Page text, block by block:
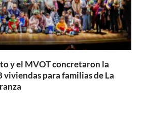
y el MVOT concretaron la
para familias de La